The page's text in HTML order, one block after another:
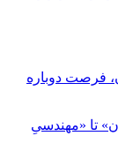
فرصت دوباره
تا «مهندسیِ